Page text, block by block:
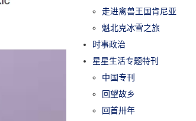
走进禽兽王国肯尼亚
魁北克冰雪之旅
时事政治
星星生活专题特刊
中国专刊
回望故乡
回首卅年